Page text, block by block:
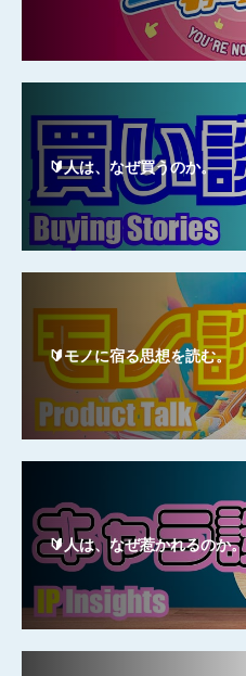
🔰人は、なぜ買うのか。
🔰モノに宿る思想を読む。
🔰人は、なぜ惹かれるのか。